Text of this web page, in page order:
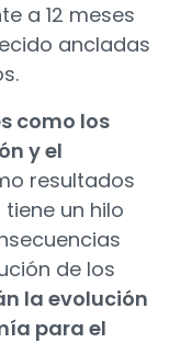
a 12 meses
ancladas
como los
y el
resultados
un hilo
de los
la evolución
para el